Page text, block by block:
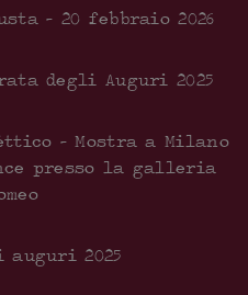
– 20 febbraio 2026
degli Auguri 2025
– Mostra a Milano
presso la galleria
2025